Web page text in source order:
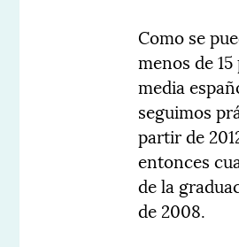
Como se
menos de
media
seguimos
partir de
entonces
de la
de 2008.